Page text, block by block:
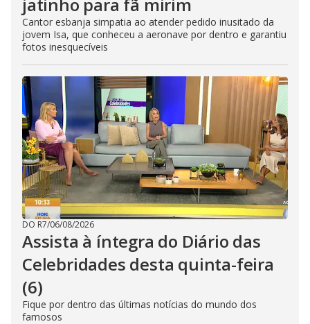
Cantor esbanja simpatia ao atender pedido inusitado da
jovem Isa, que conheceu a aeronave por dentro e garantiu
fotos inesquecíveis
DO R7/06/08/2026
Assista à íntegra do Diário das
Celebridades desta quinta-feira
(6)
Fique por dentro das últimas notícias do mundo dos
famosos